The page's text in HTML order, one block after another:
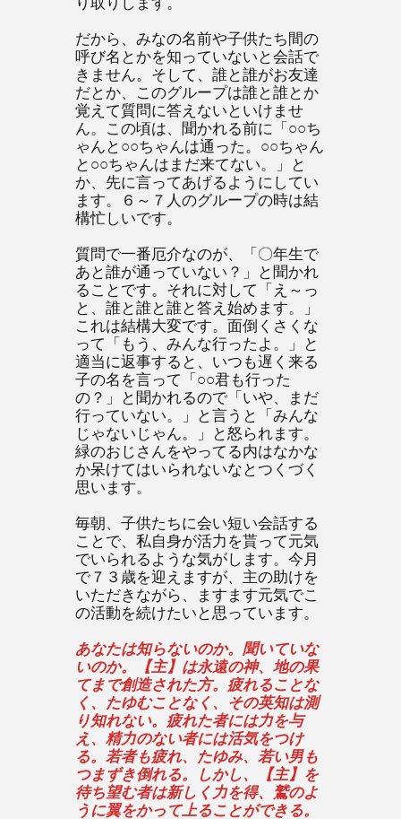
だから、みなの名前や子供たち間の
呼び名とかを知っていないと会話で
きません。そして、誰と誰がお友達
だとか、このグループは誰と誰とか
覚えて質問に答えないといけませ
ん。この頃は、聞かれる前に「○○ち
ゃんと○○ちゃんは通った。○○ちゃん
と○○ちゃんはまだ来てない。」と
か、先に言ってあげるようにしてい
ます。６～７人のグループの時は結
構忙しいです。
質問で一番厄介なのが、「〇年生で
あと誰が通っていない？」と聞かれ
ることです。それに対して「え～っ
と、誰と誰と誰と答え始めます。」
これは結構大変です。面倒くさくな
って「もう、みんな行ったよ。」と
適当に返事すると、いつも遅く来る
子の名を言って「○○君も行った
の？」と聞かれるので「いや、まだ
行っていない。」と言うと「みんな
じゃないじゃん。」と怒られます。
緑のおじさんをやってる内はなかな
か呆けてはいられないなとつくづく
思います。
毎朝、子供たちに会い短い会話する
ことで、私自身が活力を貰って元気
でいられるような気がします。今月
で７３歳を迎えますが、主の助けを
いただきながら、ますます元気でこ
の活動を続けたいと思っています。
あなたは知らないのか。聞いていな
いのか。【主】は永遠の神、地の果
てまで創造された方。疲れることな
く、たゆむことなく、その英知は測
り知れない。疲れた者には力を与
え、精力のない者には活気をつけ
る。若者も疲れ、たゆみ、若い男も
つまずき倒れる。しかし、【主】を
待ち望む者は新しく力を得、鷲のよ
うに翼をかって上ることができる。